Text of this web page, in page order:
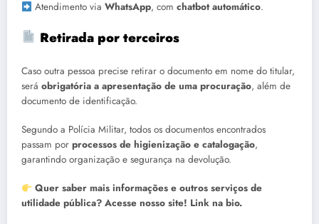
Atendimento viaWhatsApp, comchatbot automático.
Retirada por terceiros
Caso outra pessoa precise retirar o documento em nome do titular,
será obrigatória a apresentação de uma procuração, além de
documento de identificação.
Segundo a Polícia Militar, todos os documentos encontrados
passam por processos de higienização e catalogação,
garantindo organização e segurança na devolução.
Quer saber mais informações e outros serviços de
utilidade pública? Acesse nosso site! Link na bio.